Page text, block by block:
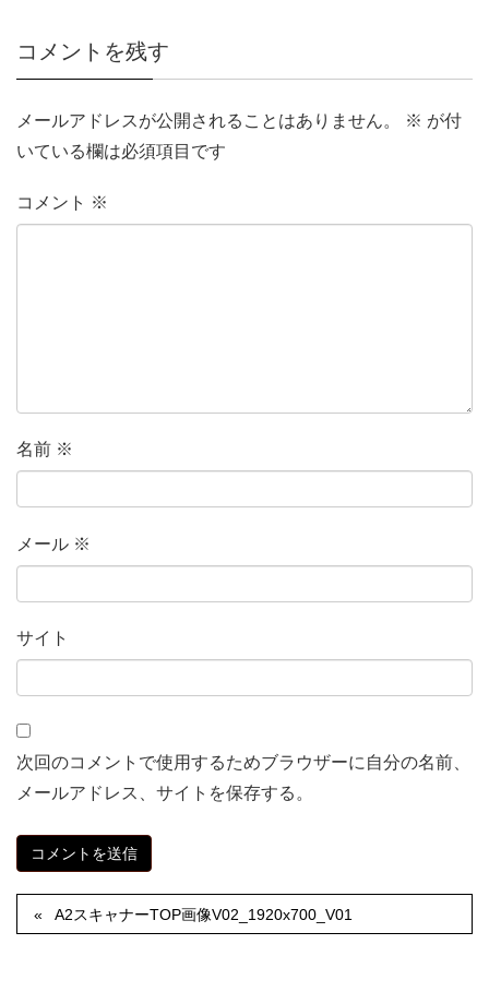
コメントを残す
メールアドレスが公開されることはありません。 ※ が付
いている欄は必須項目です
コメント ※
名前 ※
メール ※
サイト
次回のコメントで使用するためブラウザーに自分の名前、
メールアドレス、サイトを保存する。
A2スキャナーTOP画像V02_1920x700_V01